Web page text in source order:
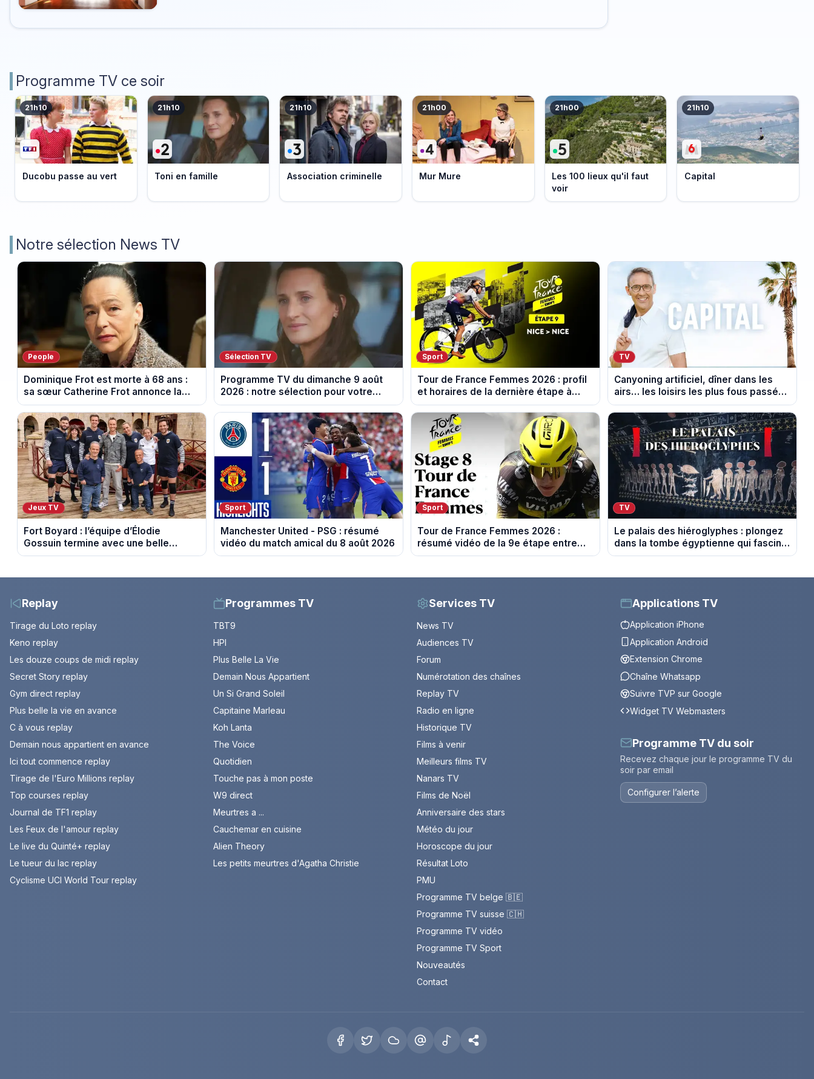
Programme TV ce soir
21h10
Ducobu passe au vert
21h10
Toni en famille
21h10
Association criminelle
21h00
Mur Mure
21h00
Les 100 lieux qu'il faut
voir
21h10
Capital
Notre sélection News TV
People
Dominique Frot est morte à 68 ans :
sa sœur Catherine Frot annonce la
triste nouvelle
Sélection TV
Programme TV du dimanche 9 août
2026 : notre sélection pour votre
soirée télé
Sport
Tour de France Femmes 2026 : profil
et horaires de la dernière étape à
Nice
TV
Canyoning artificiel, dîner dans les
airs… les loisirs les plus fous passés
au crible dans Capital
Jeux TV
Fort Boyard : l’équipe d’Élodie
Gossuin termine avec une belle
somme pour l'Unicef et le Refuge
Sport
Manchester United - PSG : résumé
vidéo du match amical du 8 août 2026
Sport
Tour de France Femmes 2026 :
résumé vidéo de la 9e étape entre
Sisteron et Nice
TV
Le palais des hiéroglyphes : plongez
dans la tombe égyptienne qui fascine
les archéologues
Replay
Tirage du Loto replay
Keno replay
Les douze coups de midi replay
Secret Story replay
Gym direct replay
Plus belle la vie en avance
C à vous replay
Demain nous appartient en avance
Ici tout commence replay
Tirage de l'Euro Millions replay
Top courses replay
Journal de TF1 replay
Les Feux de l'amour replay
Le live du Quinté+ replay
Le tueur du lac replay
Cyclisme UCI World Tour replay
Programmes TV
TBT9
HPI
Plus Belle La Vie
Demain Nous Appartient
Un Si Grand Soleil
Capitaine Marleau
Koh Lanta
The Voice
Quotidien
Touche pas à mon poste
W9 direct
Meurtres a ...
Cauchemar en cuisine
Alien Theory
Les petits meurtres d'Agatha Christie
Services TV
News TV
Audiences TV
Forum
Numérotation des chaînes
Replay TV
Radio en ligne
Historique TV
Films à venir
Meilleurs films TV
Nanars TV
Films de Noël
Anniversaire des stars
Météo du jour
Horoscope du jour
Résultat Loto
PMU
Programme TV belge 🇧🇪
Programme TV suisse 🇨🇭
Programme TV vidéo
Programme TV Sport
Nouveautés
Contact
Applications TV
Application iPhone
Application Android
Extension Chrome
Chaîne Whatsapp
Suivre TVP sur Google
Widget TV Webmasters
Programme TV du soir
Recevez chaque jour le programme TV du
soir par email
Configurer l’alerte